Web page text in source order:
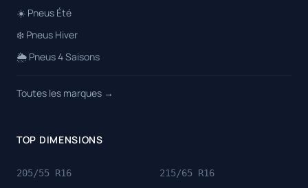
☀️ Pneus Été
❄️ Pneus Hiver
🌦️ Pneus 4 Saisons
Toutes les marques →
TOP DIMENSIONS
205/55 R16 215/65 R16